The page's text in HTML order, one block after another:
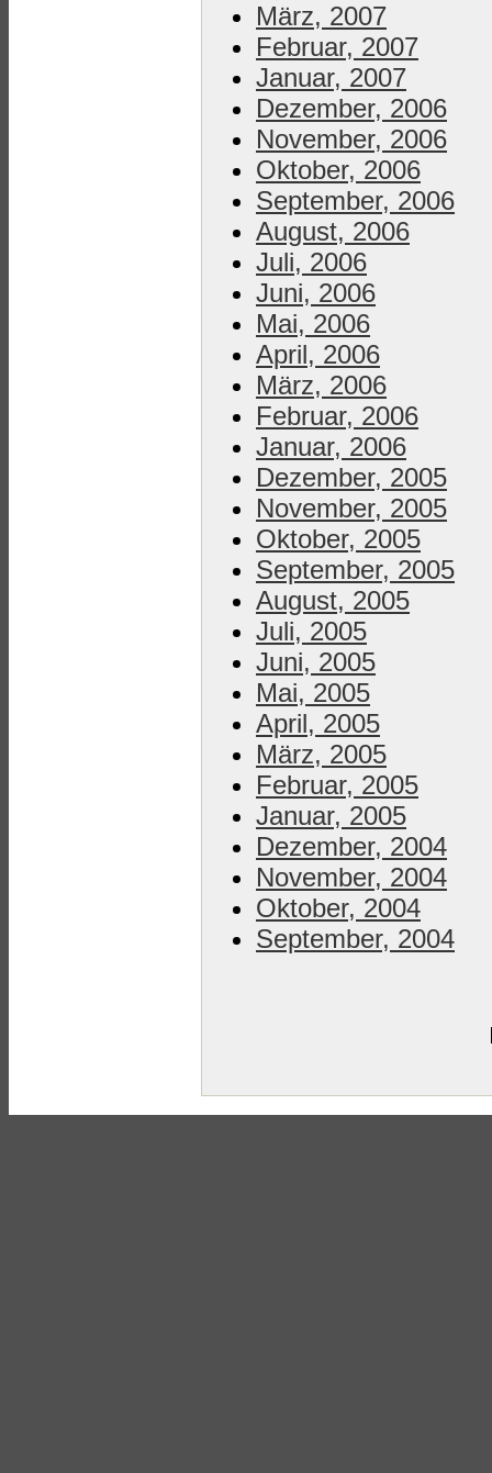
März, 2007
Februar, 2007
Januar, 2007
Dezember, 2006
November, 2006
Oktober, 2006
September, 2006
August, 2006
Juli, 2006
Juni, 2006
Mai, 2006
April, 2006
März, 2006
Februar, 2006
Januar, 2006
Dezember, 2005
November, 2005
Oktober, 2005
September, 2005
August, 2005
Juli, 2005
Juni, 2005
Mai, 2005
April, 2005
März, 2005
Februar, 2005
Januar, 2005
Dezember, 2004
November, 2004
Oktober, 2004
September, 2004